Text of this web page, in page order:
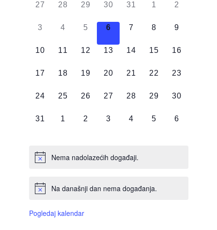
od
Događaji
0
27
0
28
0
29
0
30
0
31
0
1
0
2
0
3
0
4
0
5
0
6
0
7
0
8
0
9
0
10
0
11
0
12
0
13
0
14
0
15
0
16
0
17
0
18
0
19
0
20
0
21
0
22
0
23
0
24
0
25
0
26
0
27
0
28
0
29
0
30
0
31
0
1
0
2
0
3
0
4
0
5
0
6
Nema nadolazećih događaji.
Na današnji dan nema događanja.
Pogledaj kalendar